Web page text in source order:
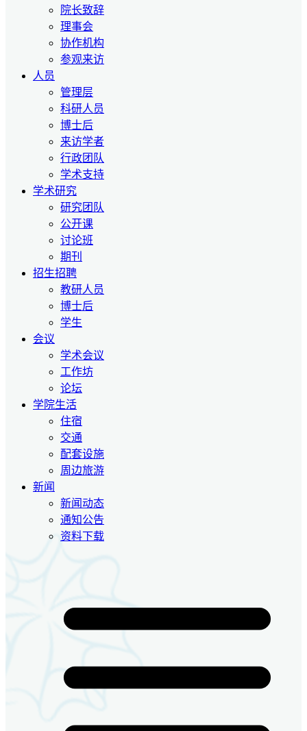
院长致辞
理事会
协作机构
参观来访
人员
管理层
科研人员
博士后
来访学者
行政团队
学术支持
学术研究
研究团队
公开课
讨论班
期刊
招生招聘
教研人员
博士后
学生
会议
学术会议
工作坊
论坛
学院生活
住宿
交通
配套设施
周边旅游
新闻
新闻动态
通知公告
资料下载